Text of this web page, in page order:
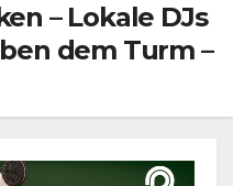
– Lokale DJs
dem Turm –